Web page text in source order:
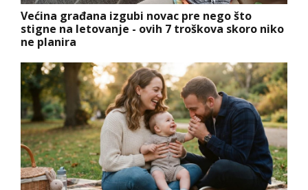
Većina građana izgubi novac pre nego što
stigne na letovanje - ovih 7 troškova skoro niko
ne planira